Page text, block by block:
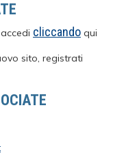
cliccando qui
sito, registrati